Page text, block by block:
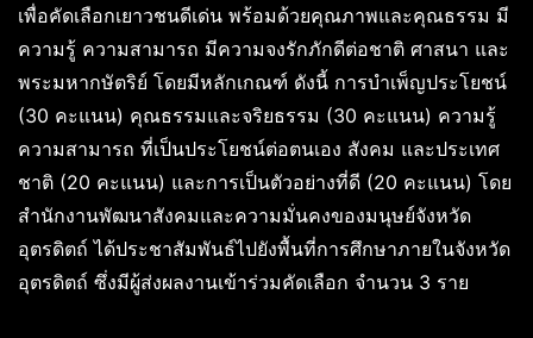
เพื่อคัดเลือกเยาวชนดีเด่น พร้อมด้วยคุณภาพและคุณธรรม มี
ความรู้ ความสามารถ มีความจงรักภักดีต่อชาติ ศาสนา และ
พระมหากษัตริย์ โดยมีหลักเกณฑ์ ดังนี้ การบำเพ็ญประโยชน์
(30 คะแนน) คุณธรรมและจริยธรรม (30 คะแนน) ความรู้
ความสามารถ ที่เป็นประโยชน์ต่อตนเอง สังคม และประเทศ
ชาติ (20 คะแนน) และการเป็นตัวอย่างที่ดี (20 คะแนน) โดย
สำนักงานพัฒนาสังคมและความมั่นคงของมนุษย์จังหวัด
อุตรดิตถ์ ได้ประชาสัมพันธ์ไปยังพื้นที่การศึกษาภายในจังหวัด
อุตรดิตถ์ ซึ่งมีผู้ส่งผลงานเข้าร่วมคัดเลือก จำนวน 3 ราย